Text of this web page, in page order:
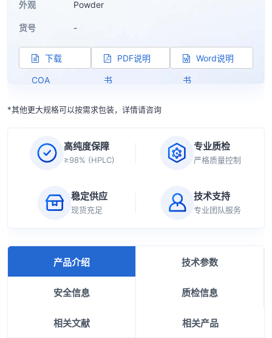
外观 Powder
货号 -
下载
COA
PDF说明
书
Word说明
书
*其他更大规格可以按需求包装，详情请咨询
高纯度保障
≥98% (HPLC)
专业质检
严格质量控制
稳定供应
现货充足
技术支持
专业团队服务
产品介绍 技术参数
安全信息 质检信息
相关文献 相关产品